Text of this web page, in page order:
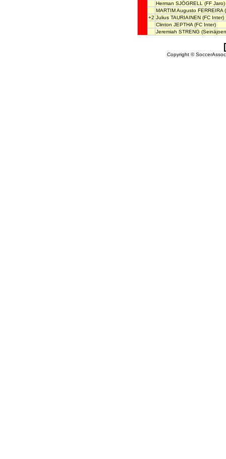
Herman SJÖGRELL
(FF Jaro)
MARTIM Augusto FERREIRA
+2 Julius TAURIAINEN (FC Inter)
Clinton JEPTHA (FC Inter)
Jeremiah STRENG
Copyright ©